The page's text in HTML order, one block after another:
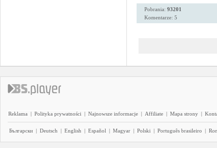
Pobrania: 93201
Komentarze: 5
Reklama | Polityka prywatności | Najnowsze informacje | Affiliate | Mapa strony |
Български | Deutsch | English | Español | Magyar | Polski | Português brasileiro |